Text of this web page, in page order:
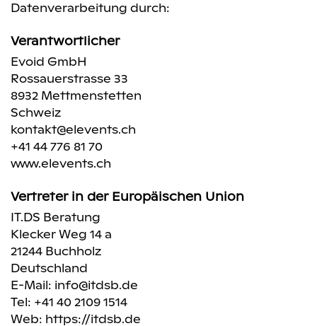
Datenverarbeitung durch:
Verantwortlicher
Evoid GmbH
Rossauerstrasse 33
8932 Mettmenstetten
Schweiz
kontakt@elevents.ch
+41 44 776 81 70
www.elevents.ch
Vertreter in der Europäischen Union
IT.DS Beratung
Klecker Weg 14 a
21244 Buchholz
Deutschland
E-Mail: info@itdsb.de
Tel: +41 40 2109 1514
Web: https://itdsb.de